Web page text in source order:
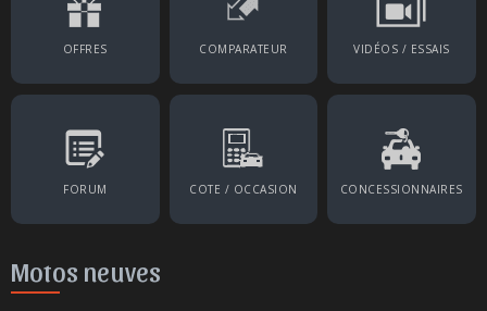
OFFRES COMPARATEUR VIDÉOS / ESSAIS
FORUM COTE / OCCASION CONCESSIONNAIRES
Motos neuves